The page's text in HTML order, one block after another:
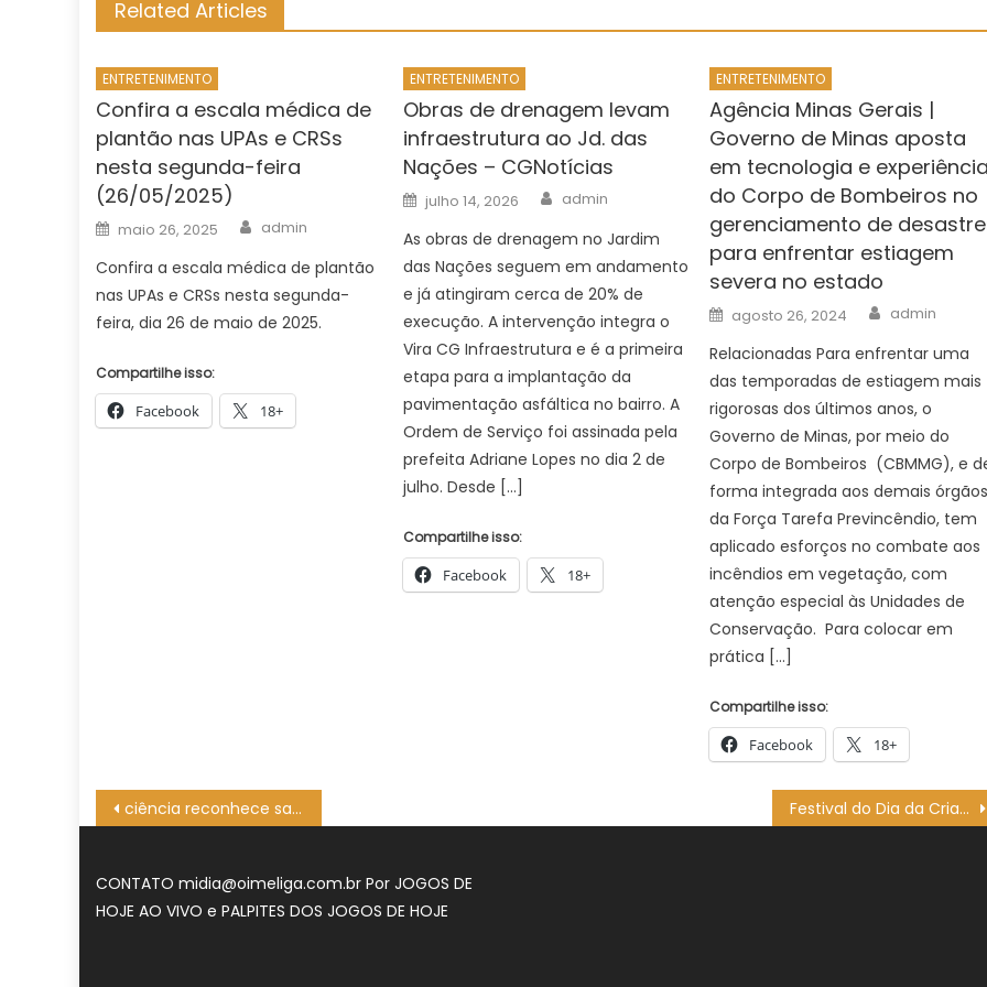
Related Articles
ENTRETENIMENTO
Confira a escala médica de
plantão nas UPAs e CRSs
nesta segunda-feira
(26/05/2025)
Posted
on
maio 26, 2025 Author
admin
Confira a escala médica de plantão
nas UPAs e CRSs nesta segunda-
feira, dia 26 de maio de 2025.
Compartilhe isso:
Facebook 18+
ENTRETENIMENTO
Obras de drenagem levam
infraestrutura ao Jd. das
Nações – CGNotícias
Posted
on
julho 14, 2026 Author
admin
As obras de drenagem no Jardim
das Nações seguem em andamento
e já atingiram cerca de 20% de
execução. A intervenção integra o
Vira CG Infraestrutura e é a primeira
etapa para a implantação da
pavimentação asfáltica no bairro. A
Ordem de Serviço foi assinada pela
prefeita Adriane Lopes no dia 2 de
julho. Desde […]
Compartilhe isso:
Facebook 18+
ENTRETENIMENTO
Agência Minas Gerais |
Governo de Minas aposta
em tecnologia e experiência
do Corpo de Bombeiros no
gerenciamento de
para enfrentar estiagem
severa no estado
Posted
on
agosto 26, 2024 Author
admin
Relacionadas Para enfrentar uma
das temporadas de estiagem mais
rigorosas dos últimos anos, o
Governo de Minas, por meio do
Corpo de Bombeiros (CBMMG), e
forma integrada aos demais órgãos
da Força Tarefa Previncêndio, tem
aplicado esforços no combate aos
incêndios em vegetação, com
atenção especial às Unidades de
Conservação. Para colocar em
prática […]
Compartilhe isso:
Facebook 18+
Navegação
de
Post
ciência reconhece saber de povos tradicionais, afirma Finep Festival do Dia da Criança em Guaratinguetá – Prefeitura Estância Turística Guaratinguetá
CONTATOmidia@oimeliga.com.br PorJOGOS DE
HOJE AO VIVOePALPITES DOS JOGOS DE HOJE